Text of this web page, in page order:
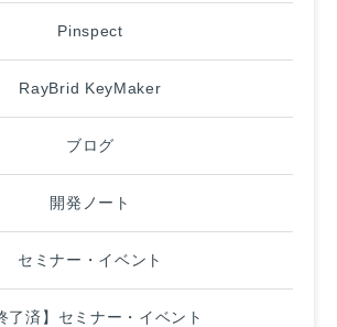
Pinspect
RayBrid KeyMaker
ブログ
開発ノート
セミナー・イベント
了済】セミナー・イベント